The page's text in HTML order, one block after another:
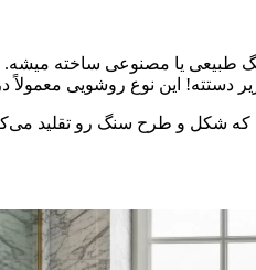
طبیعی یا مصنوعی ساخته
شکل و طرح سنگ رو تقلید